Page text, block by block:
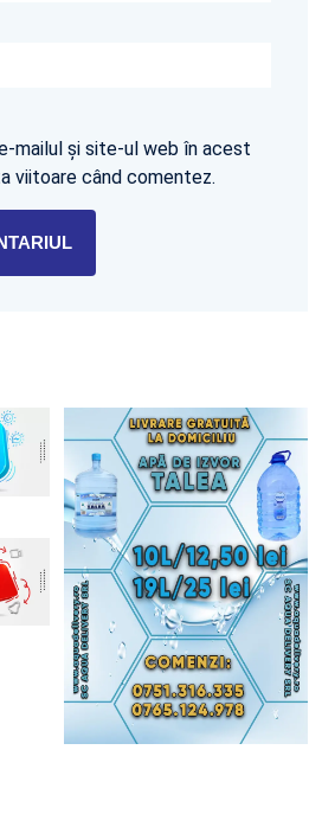
mailul și site-ul web în acest
viitoare când comentez.